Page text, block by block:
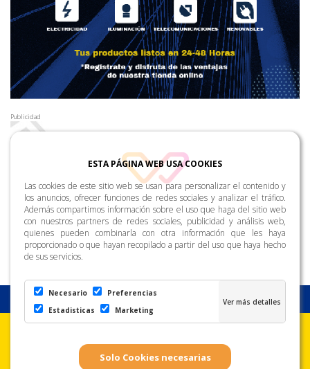
Publicidad
ESTA PÁGINA WEB USA COOKIES
Las cookies de este sitio web se usan para personalizar el contenido y
los anuncios, ofrecer funciones de redes sociales y analizar el tráfico.
Además compartimos información sobre el uso que haga del sitio web
con nuestros partners de redes sociales, publicidad y análisis web,
quienes pueden combinarla con otra información que les haya
proporcionado o que hayan recopilado a partir del uso que haya hecho
de sus servicios.
Necesario
Preferencias
Estadisticas
Marketing